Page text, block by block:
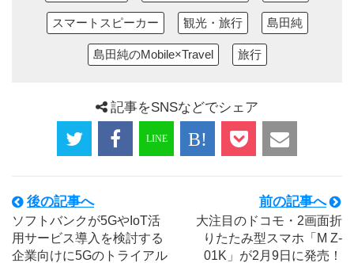
スマートスピーカー 観光・旅行 島田純
島田純のMobile×Travel 旅行
記事をSNSなどでシェア
後の記事へ
ソフトバンクが5GやIoT活
用サービス導入を検討する
企業向けに5Gのトライアル
前の記事へ
大注目のドコモ・2画面折
りたたみ型スマホ「M Z-
01K」が2月9日に発売！